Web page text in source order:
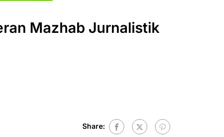
Mazhab Jurnalistik
Share: